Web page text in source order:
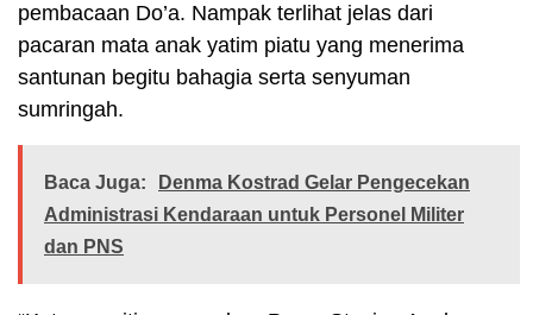
pembacaan Do’a. Nampak terlihat jelas dari
pacaran mata anak yatim piatu yang menerima
santunan begitu bahagia serta senyuman
sumringah.
Baca Juga:
Denma Kostrad Gelar Pengecekan
Administrasi Kendaraan untuk Personel Militer
dan PNS